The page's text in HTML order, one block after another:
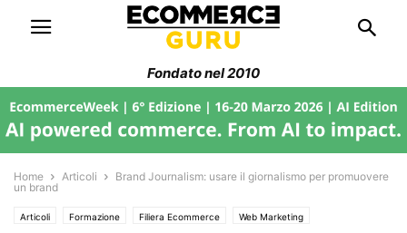
Fondato nel 2010
Home Articoli
Brand Journalism: usare il giornalismo per promuovere
un brand
Articoli Formazione Filiera Ecommerce Web Marketing